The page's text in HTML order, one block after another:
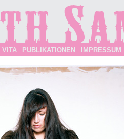
VITA PUBLIKATIONEN IMPRESSUM